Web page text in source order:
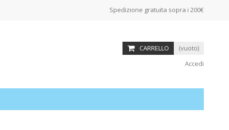
Spedizione gratuita sopra i 200€
CARRELLO
(vuoto)
Accedi